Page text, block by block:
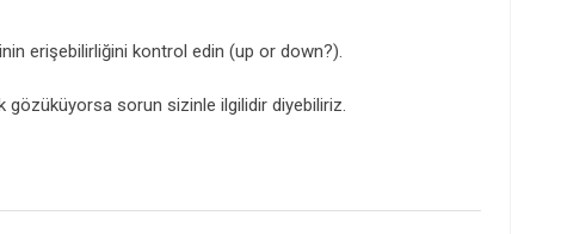
erişebilirliğini kontrol edin (up or down?).
gözüküyorsa sorun sizinle ilgilidir diyebiliriz.